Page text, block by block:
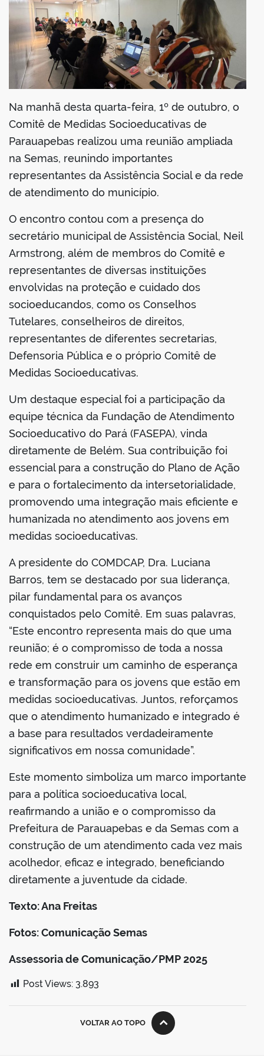
Na manhã desta quarta-feira, 1º de outubro, o
Comitê de Medidas Socioeducativas de
Parauapebas realizou uma reunião ampliada
na Semas, reunindo importantes
representantes da Assistência Social e da rede
de atendimento do município.
O encontro contou com a presença do
secretário municipal de Assistência Social, Neil
Armstrong, além de membros do Comitê e
representantes de diversas instituições
envolvidas na proteção e cuidado dos
socioeducandos, como os Conselhos
Tutelares, conselheiros de direitos,
representantes de diferentes secretarias,
Defensoria Pública e o próprio Comitê de
Medidas Socioeducativas.
Um destaque especial foi a participação da
equipe técnica da Fundação de Atendimento
Socioeducativo do Pará (FASEPA), vinda
diretamente de Belém. Sua contribuição foi
essencial para a construção do Plano de Ação
e para o fortalecimento da intersetorialidade,
promovendo uma integração mais eficiente e
humanizada no atendimento aos jovens em
medidas socioeducativas.
A presidente do COMDCAP, Dra. Luciana
Barros, tem se destacado por sua liderança,
pilar fundamental para os avanços
conquistados pelo Comitê. Em suas palavras,
“Este encontro representa mais do que uma
reunião; é o compromisso de toda a nossa
rede em construir um caminho de esperança
e transformação para os jovens que estão em
medidas socioeducativas. Juntos, reforçamos
que o atendimento humanizado e integrado é
a base para resultados verdadeiramente
significativos em nossa comunidade”.
Este momento simboliza um marco importante
para a política socioeducativa local,
reafirmando a união e o compromisso da
Prefeitura de Parauapebas e da Semas com a
construção de um atendimento cada vez mais
acolhedor, eficaz e integrado, beneficiando
diretamente a juventude da cidade.
Texto: Ana Freitas
Fotos: Comunicação Semas
Assessoria de Comunicação/PMP 2025
Post Views: 3.893
VOLTAR AO TOPO